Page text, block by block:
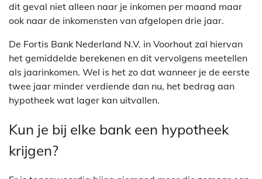
dit geval niet alleen naar je inkomen per maand maar
ook naar de inkomensten van afgelopen drie jaar.
De Fortis Bank Nederland N.V. in Voorhout zal hiervan
het gemiddelde berekenen en dit vervolgens meetellen
als jaarinkomen. Wel is het zo dat wanneer je de eerste
twee jaar minder verdiende dan nu, het bedrag aan
hypotheek wat lager kan uitvallen.
Kun je bij elke bank een hypotheek
krijgen?